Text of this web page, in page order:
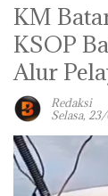
KM
KSOP
Alur
Redaksi
Selasa,